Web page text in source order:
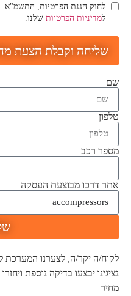
למדיניות הפרטיות שלנו.
שליחה וקבלת הצעת
שם
טלפון
מספר רכב
אתר דרכו מבוצעת העסקה
לקוח/ה יקר/ה, לצערנו המערכת
נציגינו יבצעו בדיקה נוספת
מחיר